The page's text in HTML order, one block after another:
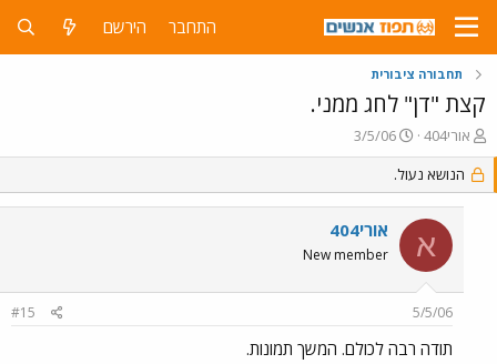
התחבר הירשם
תחבורה ציבורית
קצת "דן" לחג ממני.
פ
ו
ת
ח
א
אורי404
פ
ו
ר
ס
ר
3/5/06
הנושא נעול.
א אורי404
New member
5/5/06
#15
תודה רבה לכולם. המשך תמונות.